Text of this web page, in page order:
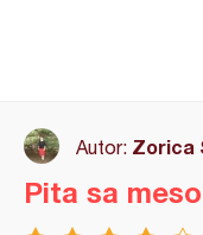
Autor: Zorica
Pita sa